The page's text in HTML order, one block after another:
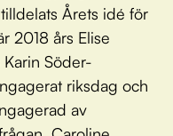
Årets idé för
2018 års Elise
Söder-
riksdag och
av